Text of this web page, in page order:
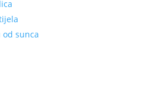
od sunca